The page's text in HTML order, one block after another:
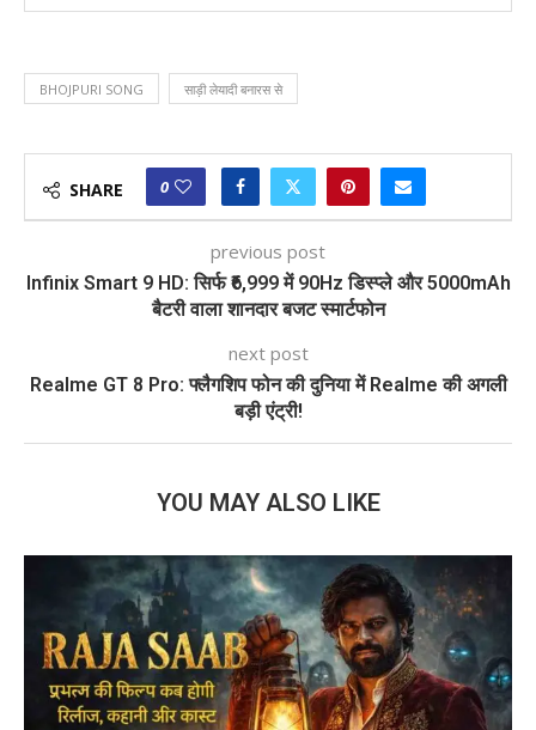
BHOJPURI SONG साड़ी लेयादी बनारस से
SHARE 0
previous post
Infinix Smart 9 HD: सिर्फ ₹6,999 में 90Hz डिस्प्ले और 5000mAh
बैटरी वाला शानदार बजट स्मार्टफोन
next post
Realme GT 8 Pro: फ्लैगशिप फोन की दुनिया में Realme की अगली
बड़ी एंट्री!
YOU MAY ALSO LIKE